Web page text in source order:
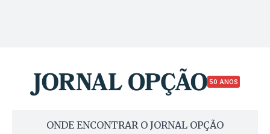
50 ANOS
ONDE ENCONTRAR O JORNAL OPÇÃO